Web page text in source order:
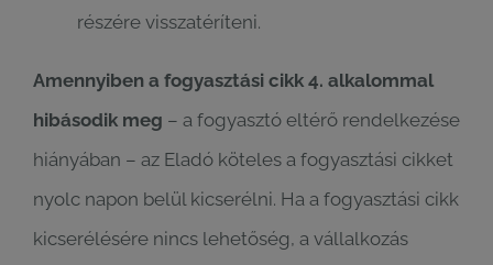
részére visszatéríteni.
Amennyiben a fogyasztási cikk 4. alkalommal
hibásodik meg – a fogyasztó eltérő rendelkezése
hiányában – az Eladó köteles a fogyasztási cikket
nyolc napon belül kicserélni. Ha a fogyasztási cikk
kicserélésére nincs lehetőség, a vállalkozás